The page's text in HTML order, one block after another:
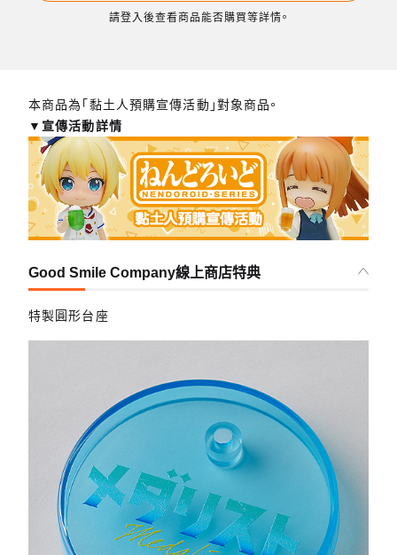
請登入後查看商品能否購買等詳情。
本商品為「黏土人預購宣傳活動」對象商品。
▼宣傳活動詳情
Good Smile Company線上商店特典
特製圓形台座